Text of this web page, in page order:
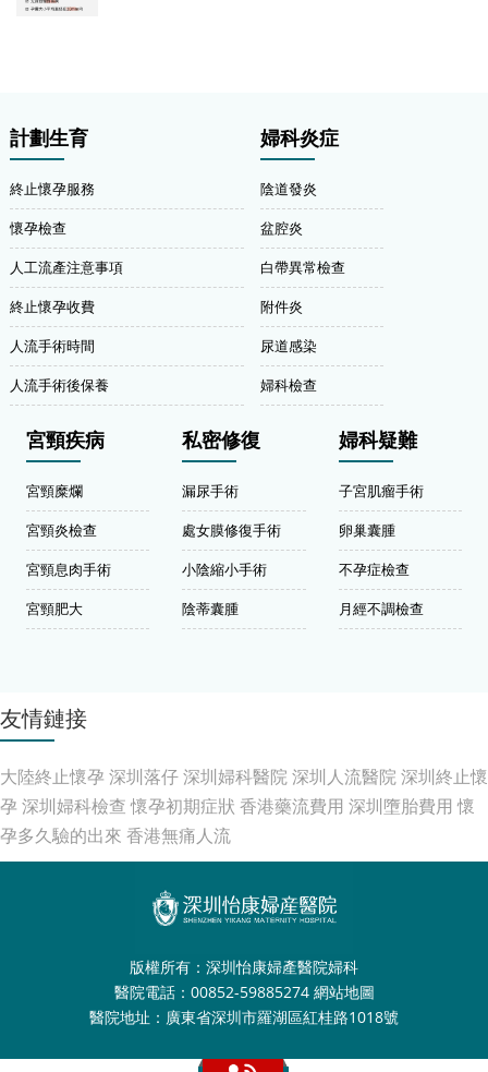
計劃生育
終止懷孕服務
懷孕檢查
人工流產注意事項
終止懷孕收費
人流手術時間
人流手術後保養
婦科炎症
陰道發炎
盆腔炎
白帶異常檢查
附件炎
尿道感染
婦科檢查
宮頸疾病
宮頸糜爛
宮頸炎檢查
宮頸息肉手術
宮頸肥大
私密修復
漏尿手術
處女膜修復手術
小陰縮小手術
陰蒂囊腫
婦科疑難
子宮肌瘤手術
卵巢囊腫
不孕症檢查
月經不調檢查
友情鏈接
大陸終止懷孕 深圳落仔深圳婦科醫院深圳人流醫院深圳終止懷
孕 深圳婦科檢查 懷孕初期症狀 香港藥流費用 深圳墮胎費用 懷
孕多久驗的出來 香港無痛人流
版權所有：深圳怡康婦產醫院婦科
醫院電話：00852-59885274 網站地圖
醫院地址：廣東省深圳市羅湖區紅桂路1018號